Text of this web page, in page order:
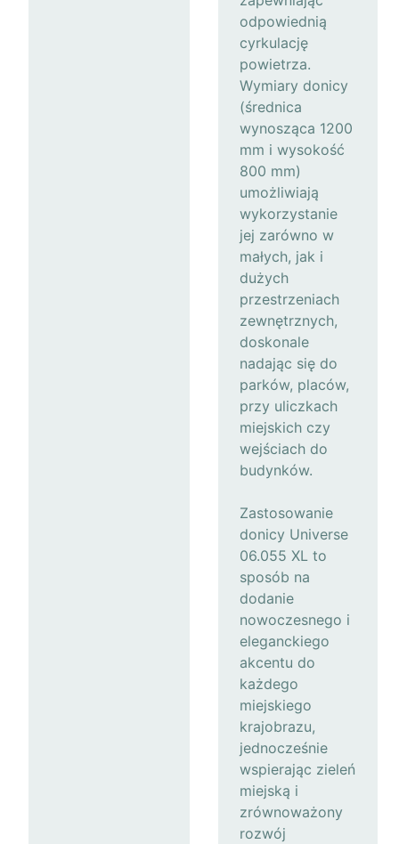
odpowiednią
cyrkulację
powietrza.
Wymiary donicy
(średnica
wynosząca 1200
mm i wysokość
800 mm)
umożliwiają
wykorzystanie
jej zarówno w
małych, jak i
dużych
przestrzeniach
zewnętrznych,
doskonale
nadając się do
parków, placów,
przy uliczkach
miejskich czy
wejściach do
budynków.
Zastosowanie
donicy Universe
06.055 XL to
sposób na
dodanie
nowoczesnego i
eleganckiego
akcentu do
każdego
miejskiego
krajobrazu,
jednocześnie
wspierając zieleń
miejską i
zrównoważony
rozwój